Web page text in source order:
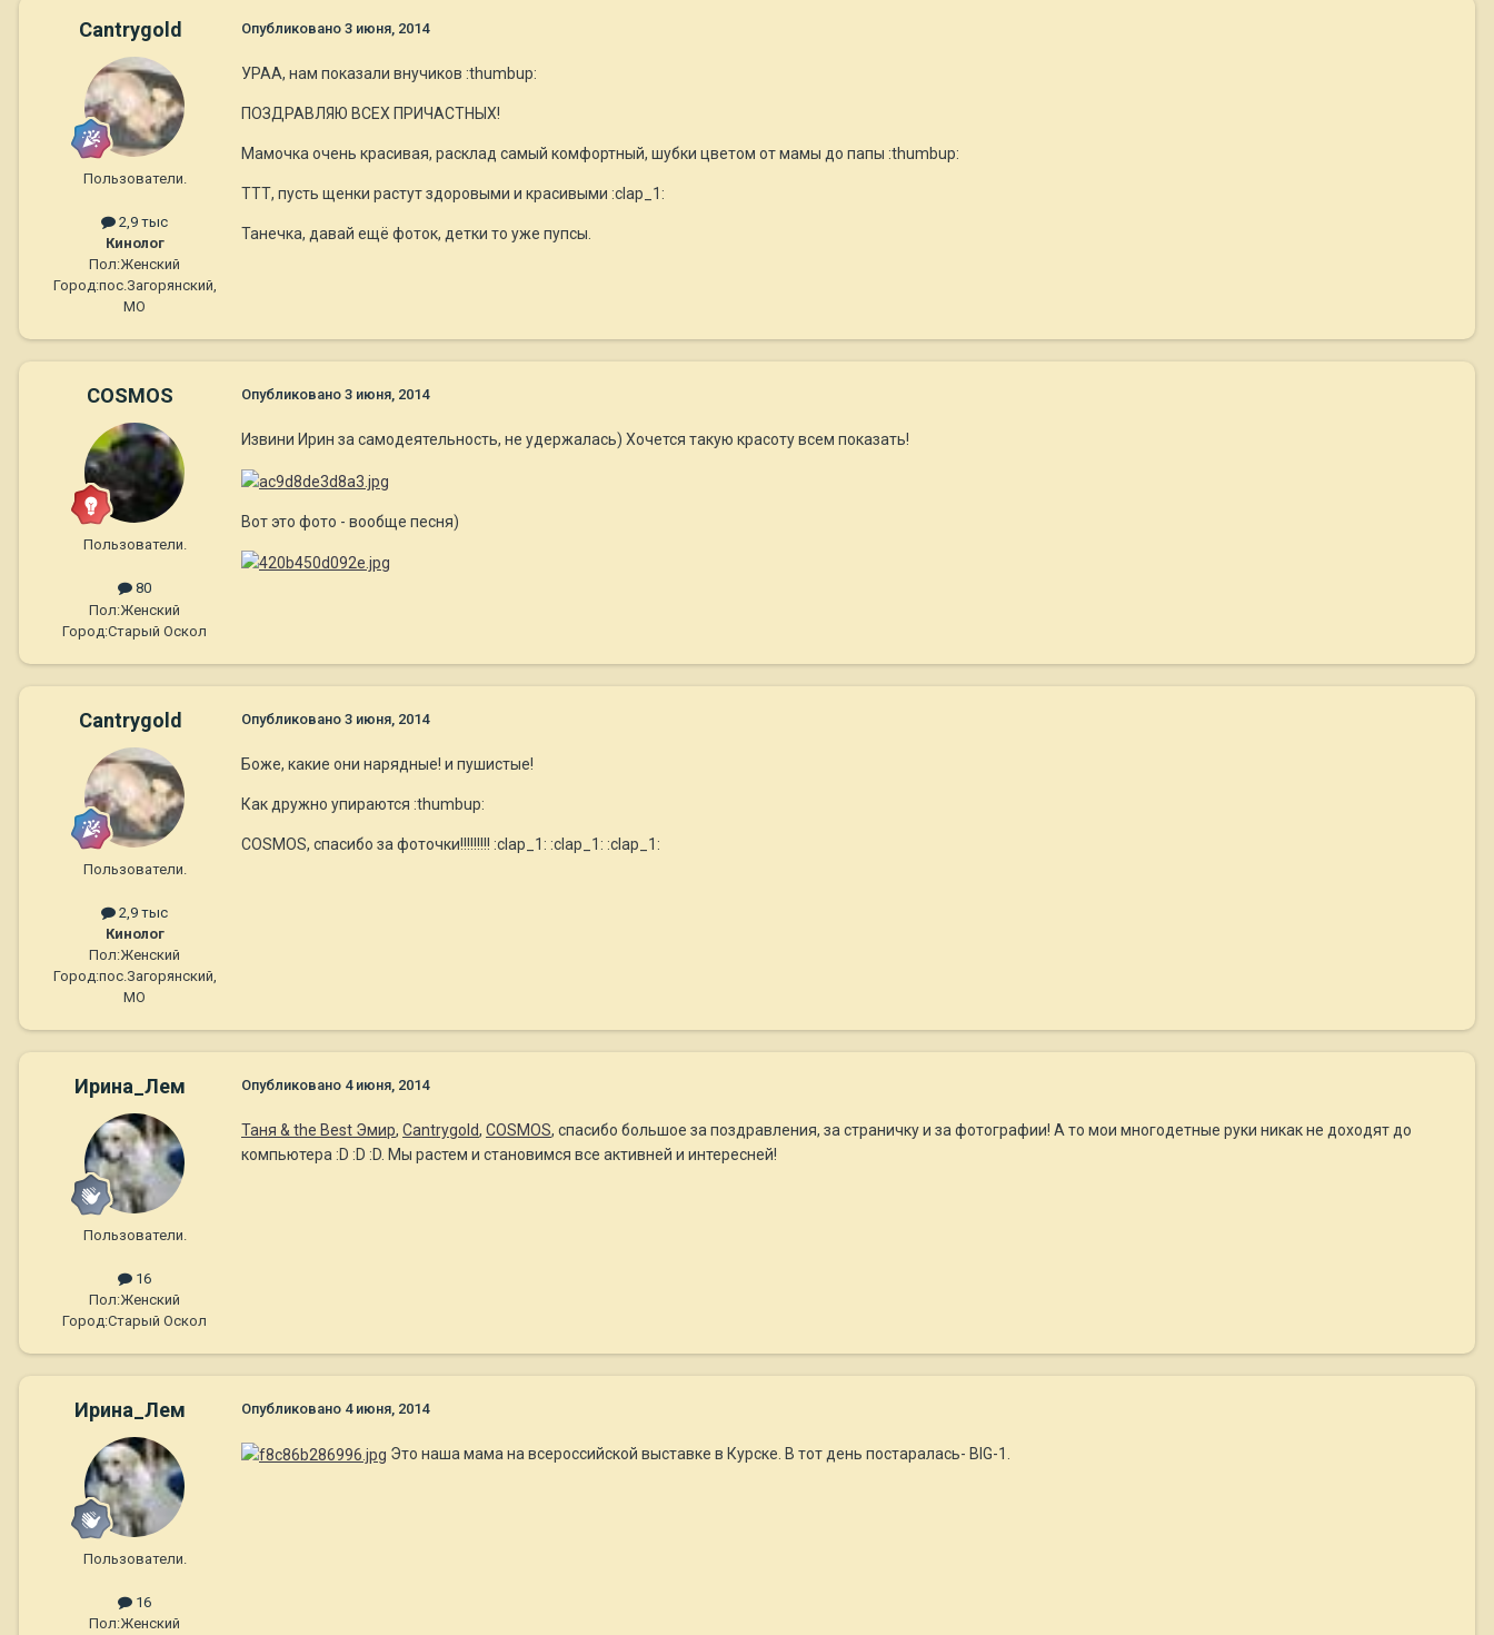
Cantrygold
Пользователи.
2,9 тыс
Кинолог
Пол:Женский
Город:пос.Загорянский,
МО
Опубликовано 3 июня, 2014
УРАА, нам показали внучиков :thumbup:
ПОЗДРАВЛЯЮ ВСЕХ ПРИЧАСТНЫХ!
Мамочка очень красивая, расклад самый комфортный, шубки цветом от мамы до папы :thumbup:
ТТТ, пусть щенки растут здоровыми и красивыми :clap_1:
Танечка, давай ещё фоток, детки то уже пупсы.
COSMOS
Пользователи.
80
Пол:Женский
Город:Старый Оскол
Опубликовано 3 июня, 2014
Извини Ирин за самодеятельность, не удержалась) Хочется такую красоту всем показать!
Вот это фото - вообще песня)
Cantrygold
Пользователи.
2,9 тыс
Кинолог
Пол:Женский
Город:пос.Загорянский,
МО
Опубликовано 3 июня, 2014
Боже, какие они нарядные! и пушистые!
Как дружно упираются :thumbup:
COSMOS, cпасибо за фоточки!!!!!!!!! :clap_1: :clap_1: :clap_1:
Ирина_Лем
Пользователи.
16
Пол:Женский
Город:Старый Оскол
Опубликовано 4 июня, 2014
Таня & the Best Эмир, Cantrygold, COSMOS, спасибо большое за поздравления, за страничку и за фотографии! А то мои многодетные руки никак не доходят до
компьютера :D :D :D. Мы растем и становимся все активней и интересней!
Ирина_Лем
Пользователи.
16
Пол:Женский
Опубликовано 4 июня, 2014
Это наша мама на всероссийской выставке в Курске. В тот день постаралась- BIG-1.